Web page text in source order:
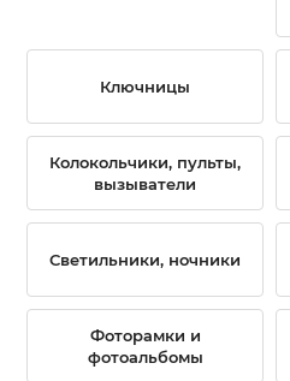
Ключницы
Колокольчики, пульты,
вызыватели
Светильники, ночники
Фоторамки и
фотоальбомы